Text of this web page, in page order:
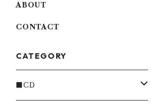
ABOUT
CONTACT
CATEGORY
■CD